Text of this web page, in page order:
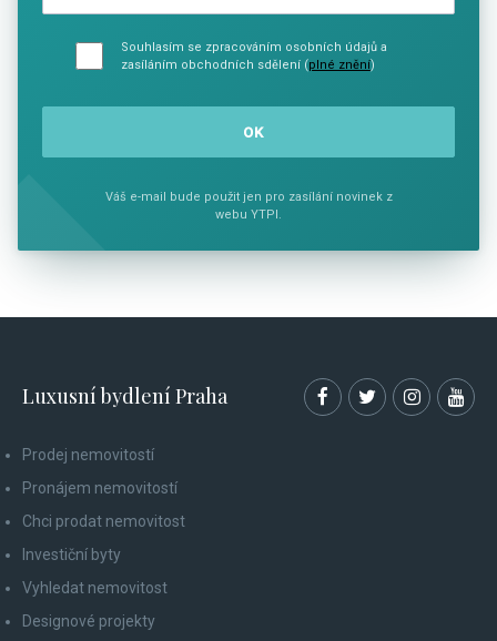
Souhlasím se zpracováním osobních údajů a
zasíláním obchodních sdělení (plné znění)
Váš e-mail bude použit jen pro zasílání novinek z
webu YTPI.
Luxusní bydlení Praha
Prodej nemovitostí
Pronájem nemovitostí
Chci prodat nemovitost
Investiční byty
Vyhledat nemovitost
Designové projekty